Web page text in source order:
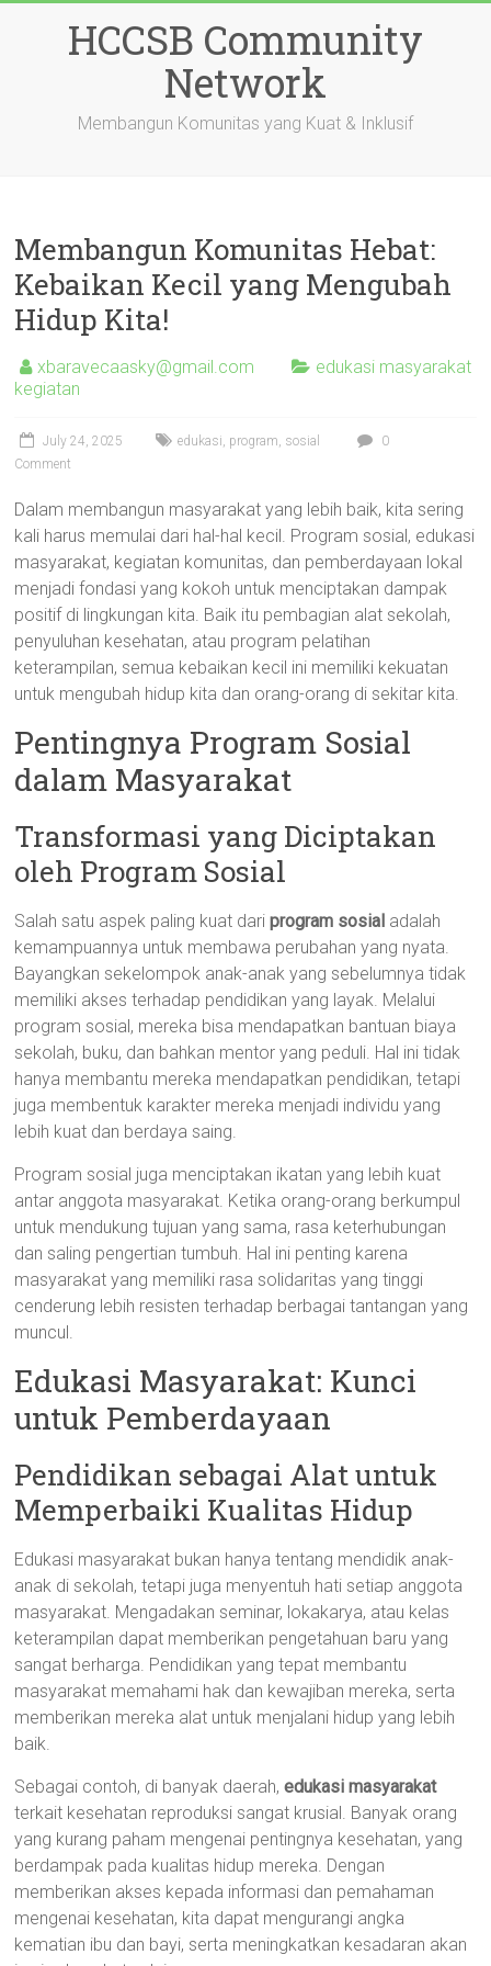
HCCSB Community
Network
Membangun Komunitas yang Kuat & Inklusif
Membangun Komunitas Hebat:
Kebaikan Kecil yang Mengubah
Hidup Kita!
xbaravecaasky@gmail.com
edukasi masyarakat
kegiatan
July 24, 2025 edukasi, program, sosial
0
Comment
Dalam membangun masyarakat yang lebih baik, kita sering
kali harus memulai dari hal-hal kecil. Program sosial, edukasi
masyarakat, kegiatan komunitas, dan pemberdayaan lokal
menjadi fondasi yang kokoh untuk menciptakan dampak
positif di lingkungan kita. Baik itu pembagian alat sekolah,
penyuluhan kesehatan, atau program pelatihan
keterampilan, semua kebaikan kecil ini memiliki kekuatan
untuk mengubah hidup kita dan orang-orang di sekitar kita.
Pentingnya Program Sosial
dalam Masyarakat
Transformasi yang Diciptakan
oleh Program Sosial
Salah satu aspek paling kuat dariprogram sosial adalah
kemampuannya untuk membawa perubahan yang nyata.
Bayangkan sekelompok anak-anak yang sebelumnya tidak
memiliki akses terhadap pendidikan yang layak. Melalui
program sosial, mereka bisa mendapatkan bantuan biaya
sekolah, buku, dan bahkan mentor yang peduli. Hal ini tidak
hanya membantu mereka mendapatkan pendidikan, tetapi
juga membentuk karakter mereka menjadi individu yang
lebih kuat dan berdaya saing.
Program sosial juga menciptakan ikatan yang lebih kuat
antar anggota masyarakat. Ketika orang-orang berkumpul
untuk mendukung tujuan yang sama, rasa keterhubungan
dan saling pengertian tumbuh. Hal ini penting karena
masyarakat yang memiliki rasa solidaritas yang tinggi
cenderung lebih resisten terhadap berbagai tantangan yang
muncul.
Edukasi Masyarakat: Kunci
untuk Pemberdayaan
Pendidikan sebagai Alat untuk
Memperbaiki Kualitas Hidup
Edukasi masyarakat bukan hanya tentang mendidik anak-
anak di sekolah, tetapi juga menyentuh hati setiap anggota
masyarakat. Mengadakan seminar, lokakarya, atau kelas
keterampilan dapat memberikan pengetahuan baru yang
sangat berharga. Pendidikan yang tepat membantu
masyarakat memahami hak dan kewajiban mereka, serta
memberikan mereka alat untuk menjalani hidup yang lebih
baik.
Sebagai contoh, di banyak daerah,edukasi masyarakat
terkait kesehatan reproduksi sangat krusial. Banyak orang
yang kurang paham mengenai pentingnya kesehatan, yang
berdampak pada kualitas hidup mereka. Dengan
memberikan akses kepada informasi dan pemahaman
mengenai kesehatan, kita dapat mengurangi angka
kematian ibu dan bayi, serta meningkatkan kesadaran akan